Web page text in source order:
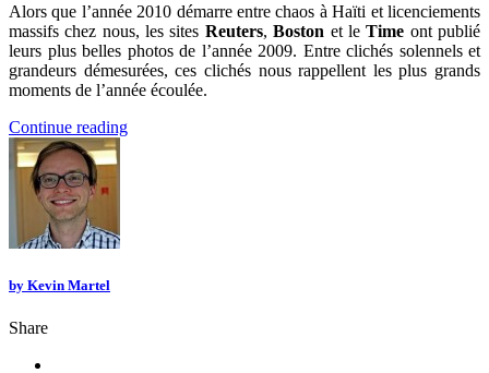
Alors que l’année 2010 démarre entre chaos à Haïti et licenciements
massifs chez nous, les sites Reuters,Boston et leTime ont publié
leurs plus belles photos de l’année 2009. Entre clichés solennels et
grandeurs démesurées, ces clichés nous rappellent les plus grands
moments de l’année écoulée.
Continue reading
by Kevin Martel
Share